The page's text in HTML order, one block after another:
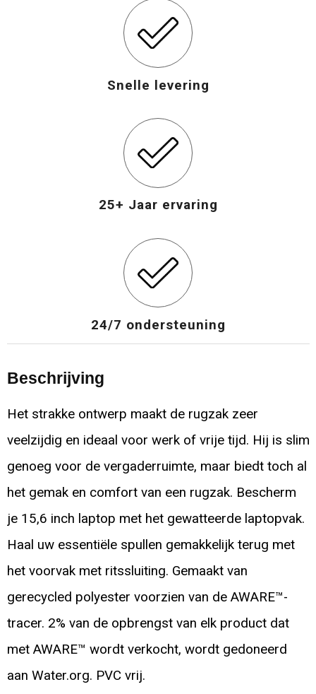
Snelle levering
25+ Jaar ervaring
24/7 ondersteuning
Beschrijving
Het strakke ontwerp maakt de rugzak zeer
veelzijdig en ideaal voor werk of vrije tijd. Hij is slim
genoeg voor de vergaderruimte, maar biedt toch al
het gemak en comfort van een rugzak. Bescherm
je 15,6 inch laptop met het gewatteerde laptopvak.
Haal uw essentiële spullen gemakkelijk terug met
het voorvak met ritssluiting. Gemaakt van
gerecycled polyester voorzien van de AWARE™-
tracer. 2% van de opbrengst van elk product dat
met AWARE™ wordt verkocht, wordt gedoneerd
aan Water.org. PVC vrij.